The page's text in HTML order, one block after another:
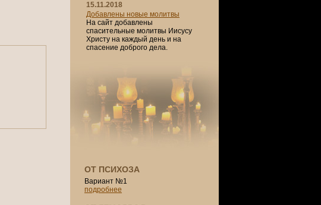
15.11.2018
Добавлены новые молитвы
На сайт добавлены
спасительные молитвы Иисусу
Христу на каждый день и на
спасение доброго дела.
ОТ ПСИХОЗА
Вариант №1
подробнее